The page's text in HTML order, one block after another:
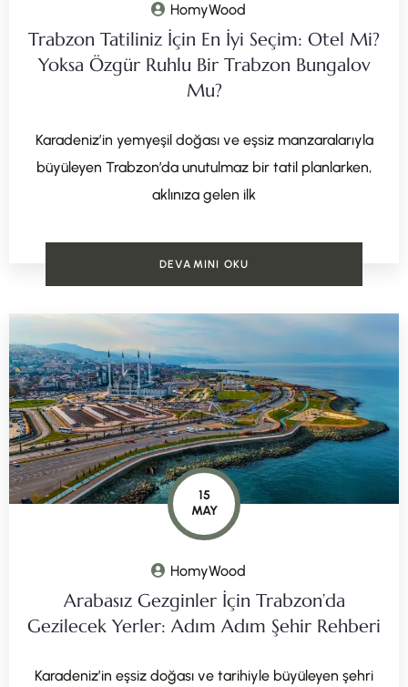
HomyWood
Trabzon Tatiliniz İçin En İyi Seçim: Otel Mi?
Yoksa Özgür Ruhlu Bir Trabzon Bungalov
Mu?
Karadeniz’in yemyeşil doğası ve eşsiz manzaralarıyla
büyüleyen Trabzon’da unutulmaz bir tatil planlarken,
aklınıza gelen ilk
DEVAMINI OKU
15
MAY
HomyWood
Arabasız Gezginler İçin Trabzon’da
Gezilecek Yerler: Adım Adım Şehir Rehberi
Karadeniz’in eşsiz doğası ve tarihiyle büyüleyen şehri